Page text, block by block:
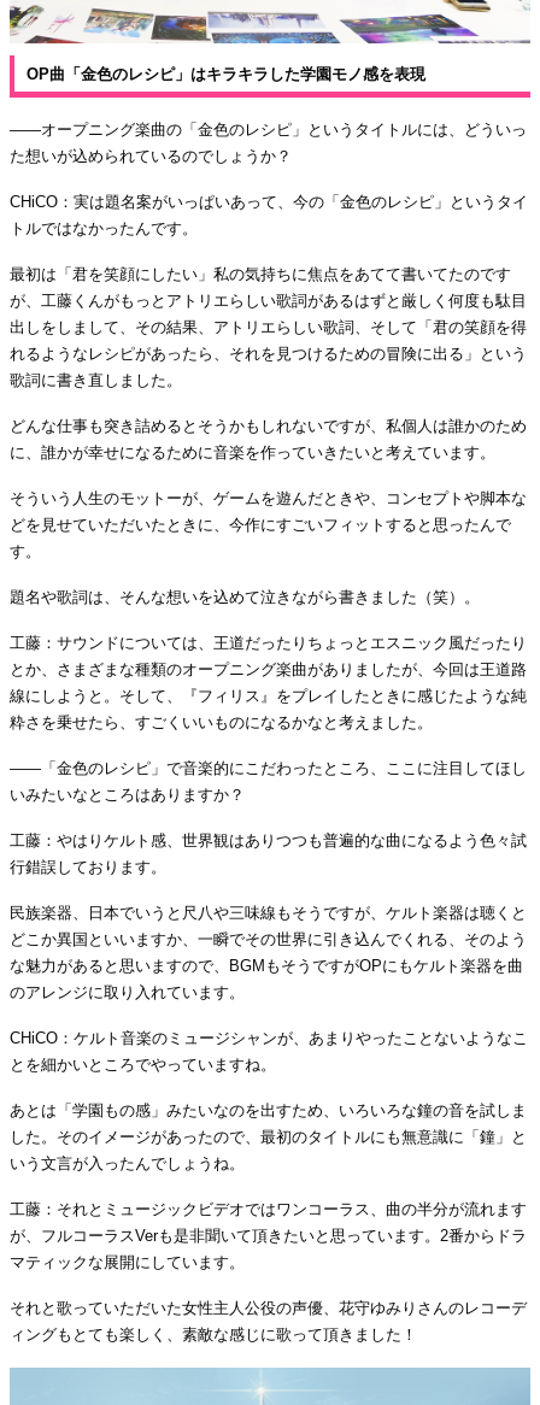
OP曲「金色のレシピ」はキラキラした学園モノ感を表現
――オープニング楽曲の「金色のレシピ」というタイトルには、どういっ
た想いが込められているのでしょうか？
CHiCO：実は題名案がいっぱいあって、今の「金色のレシピ」というタイ
トルではなかったんです。
最初は「君を笑顔にしたい」私の気持ちに焦点をあてて書いてたのです
が、工藤くんがもっとアトリエらしい歌詞があるはずと厳しく何度も駄目
出しをしまして、その結果、アトリエらしい歌詞、そして「君の笑顔を得
れるようなレシピがあったら、それを見つけるための冒険に出る」という
歌詞に書き直しました。
どんな仕事も突き詰めるとそうかもしれないですが、私個人は誰かのため
に、誰かが幸せになるために音楽を作っていきたいと考えています。
そういう人生のモットーが、ゲームを遊んだときや、コンセプトや脚本な
どを見せていただいたときに、今作にすごいフィットすると思ったんで
す。
題名や歌詞は、そんな想いを込めて泣きながら書きました（笑）。
工藤：サウンドについては、王道だったりちょっとエスニック風だったり
とか、さまざまな種類のオープニング楽曲がありましたが、今回は王道路
線にしようと。そして、『フィリス』をプレイしたときに感じたような純
粋さを乗せたら、すごくいいものになるかなと考えました。
――「金色のレシピ」で音楽的にこだわったところ、ここに注目してほし
いみたいなところはありますか？
工藤：やはりケルト感、世界観はありつつも普遍的な曲になるよう色々試
行錯誤しております。
民族楽器、日本でいうと尺八や三味線もそうですが、ケルト楽器は聴くと
どこか異国といいますか、一瞬でその世界に引き込んでくれる、そのよう
な魅力があると思いますので、BGMもそうですがOPにもケルト楽器を曲
のアレンジに取り入れています。
CHiCO：ケルト音楽のミュージシャンが、あまりやったことないようなこ
とを細かいところでやっていますね。
あとは「学園もの感」みたいなのを出すため、いろいろな鐘の音を試しま
した。そのイメージがあったので、最初のタイトルにも無意識に「鐘」と
いう文言が入ったんでしょうね。
工藤：それとミュージックビデオではワンコーラス、曲の半分が流れます
が、フルコーラスVerも是非聞いて頂きたいと思っています。2番からドラ
マティックな展開にしています。
それと歌っていただいた女性主人公役の声優、花守ゆみりさんのレコーデ
ィングもとても楽しく、素敵な感じに歌って頂きました！